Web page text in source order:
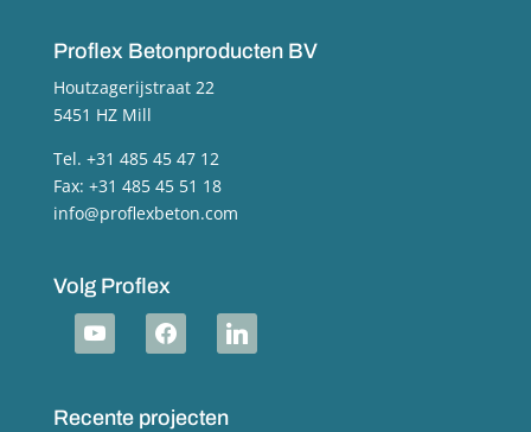
Proflex Betonproducten BV
Houtzagerijstraat 22
5451 HZ Mill
Tel. +31 485 45 47 12
Fax: +31 485 45 51 18
info@proflexbeton.com
Volg Proflex
youtube facebook linkedin
Recente projecten